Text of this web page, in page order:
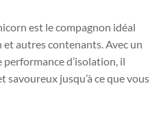
est le compagnon idéal
autres contenants. Avec un
d’isolation, il
jusqu’à ce que vous